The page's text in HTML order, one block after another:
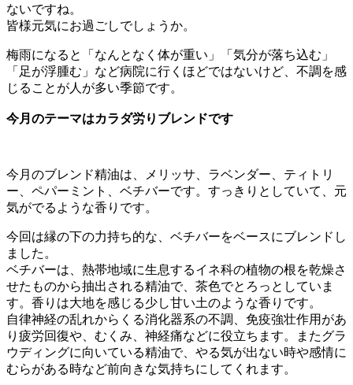
ないですね。
皆様元気にお過ごしでしょうか。
梅雨になると「なんとなく体が重い」「気分が落ち込む」
「足が浮腫む」など病院に行くほどではないけど、不調を感
じることが人が多い季節です。
今月のテーマはカラダ労りブレンドです
今月のブレンド精油は、メリッサ、ラベンダー、ティトリ
ー、ペパーミント、ベチバーです。すっきりとしていて、元
気がでるような香りです。
今回は縁の下の力持ち的な、ベチバーをベースにブレンドし
ました。
ベチバーは、熱帯地域に生息するイネ科の植物の根を乾燥さ
せたものから抽出される精油で、茶色でとろっとしていま
す。香りは大地を感じる少し甘い土のような香りです。
自律神経の乱れからくる消化器系の不調、免疫強壮作用があ
り疲労回復や、むくみ、神経痛などに役立ちます。またグラ
ウディングに向いている精油で、やる気が出ない時や感情に
むらがある時など前向きな気持ちにしてくれます。